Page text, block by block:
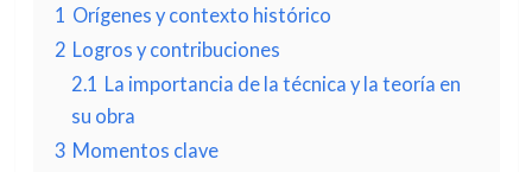
1 Orígenes y contexto histórico
2 Logros y contribuciones
2.1 La importancia de la técnica y la teoría en
su obra
3 Momentos clave